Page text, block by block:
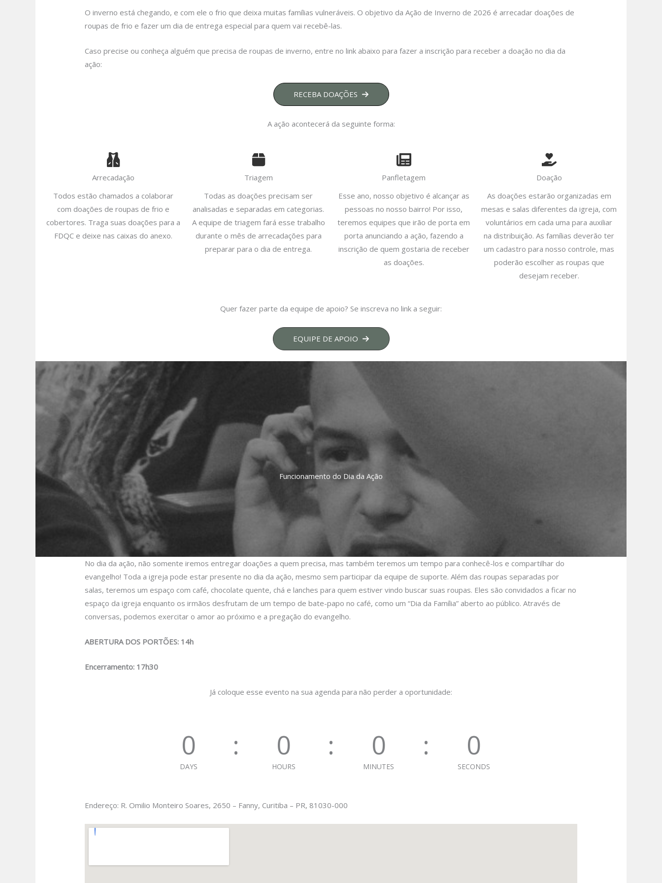
O inverno está chegando, e com ele o frio que deixa muitas famílias vulneráveis. O objetivo da Ação de Inverno de 2026 é arrecadar doações de
roupas de frio e fazer um dia de entrega especial para quem vai recebê-las.
Caso precise ou conheça alguém que precisa de roupas de inverno, entre no link abaixo para fazer a inscrição para receber a doação no dia da
ação:
RECEBA DOAÇÕES
A ação acontecerá da seguinte forma:
Arrecadação
Todos estão chamados a colaborar
com doações de roupas de frio e
cobertores. Traga suas doações para a
FDQC e deixe nas caixas do anexo.
Triagem
Todas as doações precisam ser
analisadas e separadas em categorias.
A equipe de triagem fará esse trabalho
durante o mês de arrecadações para
preparar para o dia de entrega.
Panfletagem
Esse ano, nosso objetivo é alcançar as
pessoas no nosso bairro! Por isso,
teremos equipes que irão de porta em
porta anunciando a ação, fazendo a
inscrição de quem gostaria de receber
as doações.
Doação
As doações estarão organizadas em
mesas e salas diferentes da igreja, com
voluntários em cada uma para auxiliar
na distribuição. As famílias deverão ter
um cadastro para nosso controle, mas
poderão escolher as roupas que
desejam receber.
Quer fazer parte da equipe de apoio? Se inscreva no link a seguir:
EQUIPE DE APOIO
Funcionamento do Dia da Ação
No dia da ação, não somente iremos entregar doações a quem precisa, mas também teremos um tempo para conhecê-los e compartilhar do
evangelho! Toda a igreja pode estar presente no dia da ação, mesmo sem participar da equipe de suporte. Além das roupas separadas por
salas, teremos um espaço com café, chocolate quente, chá e lanches para quem estiver vindo buscar suas roupas. Eles são convidados a ficar no
espaço da igreja enquanto os irmãos desfrutam de um tempo de bate-papo no café, como um “Dia da Família” aberto ao público. Através de
conversas, podemos exercitar o amor ao próximo e a pregação do evangelho.
ABERTURA DOS PORTÕES: 14h
Encerramento: 17h30
Já coloque esse evento na sua agenda para não perder a oportunidade:
0
DAYS
0
HOURS
0
MINUTES
0
SECONDS
Endereço: R. Omilio Monteiro Soares, 2650 – Fanny, Curitiba – PR, 81030-000